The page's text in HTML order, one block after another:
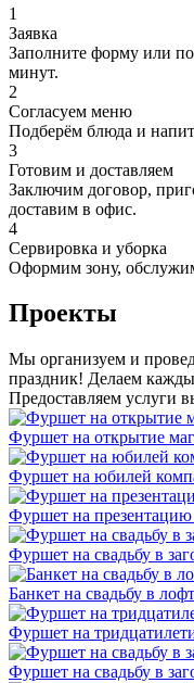
1
Заявка
Заполните форму или
минут.
2
Согласуем меню
Подберём блюда и
3
Готовим и доставляем
Заключим договор,
доставим в офис.
4
Сервировка и уборка
Оформим зону,
Проекты
Мы организуем и
праздник! Делаем
Предоставляем услуги
Фуршет на открытие
Фуршет на юбилей
Фуршет на
Фуршет на свадьбу в
Банкет на свадьбу в
Фуршет на
Фуршет на свадьбу в